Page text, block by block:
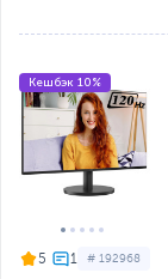
5 # 192968
Кешбэк 10%